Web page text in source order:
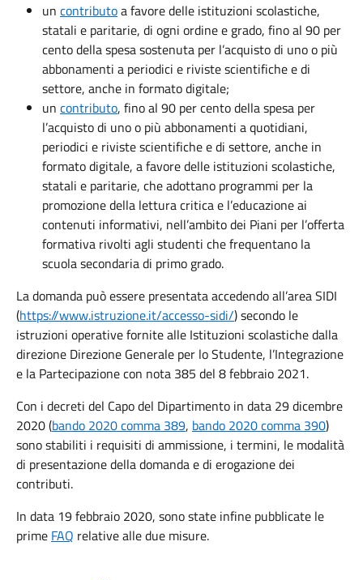
un contributoa favore delle istituzioni scolastiche,
statali e paritarie, di ogni ordine e grado, fino al 90 per
cento della spesa sostenuta per l’acquisto di uno o più
abbonamenti a periodici e riviste scientifiche e di
settore, anche in formato digitale;
un contributo, fino al 90 per cento della spesa per
l’acquisto di uno o più abbonamenti a quotidiani,
periodici e riviste scientifiche e di settore, anche in
formato digitale, a favore delle istituzioni scolastiche,
statali e paritarie, che adottano programmi per la
promozione della lettura critica e l’educazione ai
contenuti informativi, nell’ambito dei Piani per l’offerta
formativa rivolti agli studenti che frequentano la
scuola secondaria di primo grado.
La domanda può essere presentata accedendo all’area SIDI
(https://www.istruzione.it/accesso-sidi/) secondo le
istruzioni operative fornite alle Istituzioni scolastiche dalla
direzione Direzione Generale per lo Studente, l’Integrazione
e la Partecipazione con nota 385 del 8 febbraio 2021.
Con i decreti del Capo del Dipartimento in data 29 dicembre
2020 (bando 2020 comma 389, bando 2020 comma 390)
sono stabiliti i requisiti di ammissione, i termini, le modalità
di presentazione della domanda e di erogazione dei
contributi.
In data 19 febbraio 2020, sono state infine pubblicate le
prime FAQ relative alle due misure.